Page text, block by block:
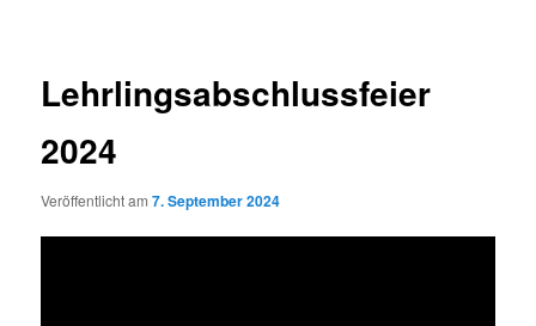
Lehrlingsabschlussfeier
2024
Veröffentlicht am7. September 2024